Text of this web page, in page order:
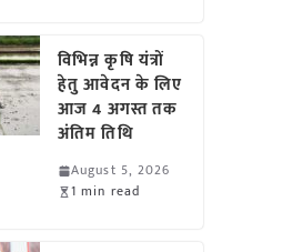
विभिन्न कृषि यंत्रों
हेतु आवेदन के लिए
आज 4 अगस्त तक
अंतिम तिथि
August 5, 2026
1 min read